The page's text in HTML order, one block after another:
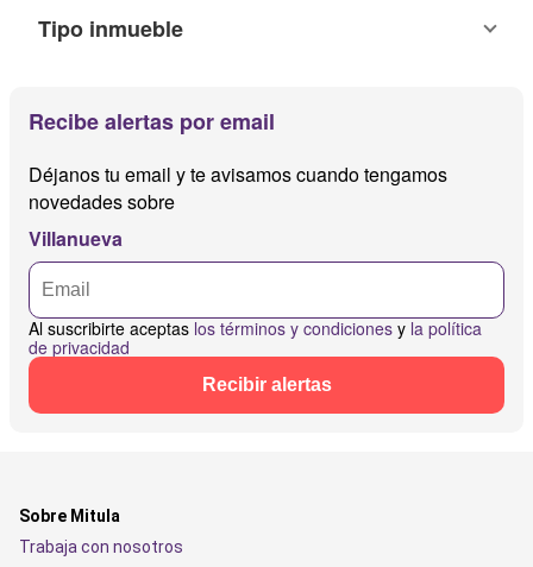
Tipo inmueble
Recibe alertas por email
Déjanos tu email y te avisamos cuando tengamos
novedades sobre
Villanueva
Al suscribirte aceptas los términos y condiciones y la política
de privacidad
Recibir alertas
Sobre Mitula
Trabaja con nosotros